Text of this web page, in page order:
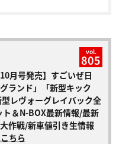
vol.
805
月号発売】すごいぜ日
ランド」「新型キック
レヴォーグレイバック全
＆N-BOX最新情報/最新
作戦/新車値引き生情報
ちら